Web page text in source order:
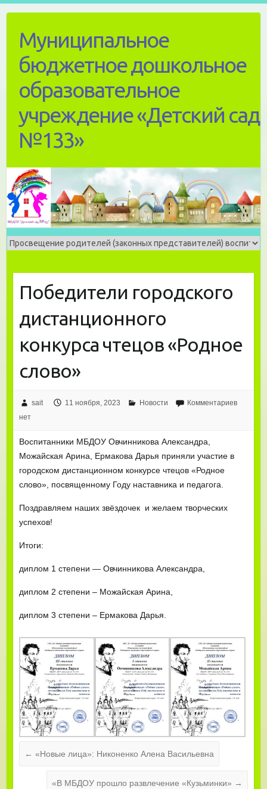
contentМуниципальное
бюджетное дошкольное
образовательное
учреждение «Детский сад
№133»
Победители городского
дистанционного
конкурса чтецов «Родное
слово»
sait 11 ноября, 2023 Новости
Комментариев
нет
Воспитанники МБДОУ Овчинникова Александра,
Можайская Арина, Ермакова Дарья приняли участие в
городском дистанционном конкурсе чтецов «Родное
слово», посвященному Году наставника и педагога.
Поздравляем наших звёздочек и желаем творческих
успехов!
Итоги:
диплом 1 степени — Овчинникова Александра,
диплом 2 степени – Можайская Арина,
диплом 3 степени – Ермакова Дарья.
← «Новые лица»: Никоненко Алена Васильевна
«В МБДОУ прошло развлечение «Кузьминки» →